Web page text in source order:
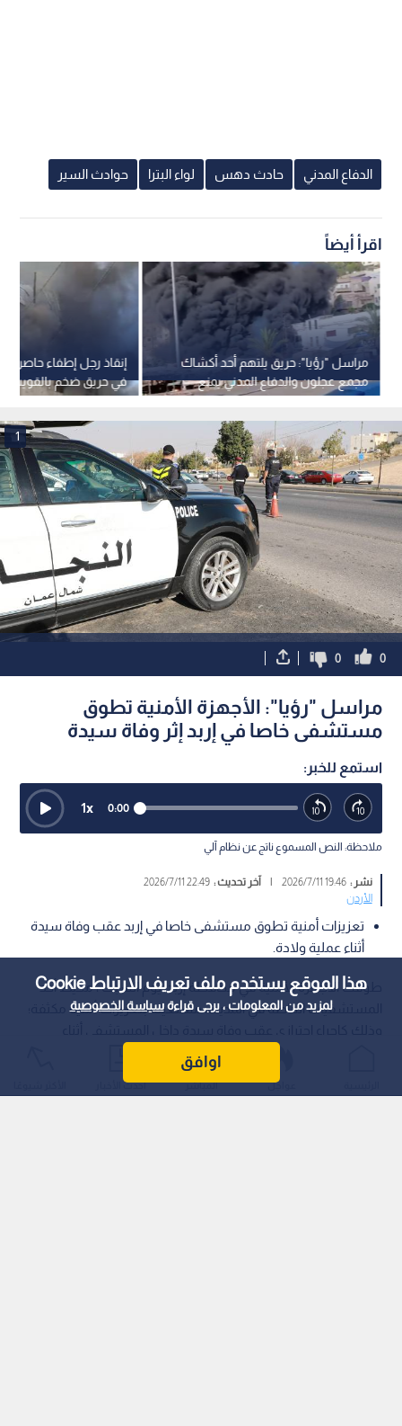
هذا الموقع يستخدم ملف تعريف الارتباط Cookie
لمزيد من المعلومات ، يرجى قراءةسياسة الخصوصية
اوافق
الدفاع المدني حادث دهس لواء البترا حوادث السير
اقرأ أيضاً
إنقاذ رجل إطفاء
في حريق ضخم
عمان
مراسل "رؤيا": حريق يلتهم أحد أكشاك
مجمع عجلون والدفاع المدني يمنع
امتداده إلى المحال المجاورة -فيديو
1
0
0
مراسل "رؤيا": الأجهزة الأمنية تطوق
مستشفى خاصا في إربد إثر وفاة سيدة
استمع للخبر:
0:00
1x
ملاحظة: النص المسموع ناتج عن نظام آلي
نشر :19:46 2026/7/11
| آخر تحديث :22:49 2026/7/11
الأردن
تعزيزات أمنية تطوق مستشفى خاصا في إربد عقب وفاة سيدة
أثناء عملية ولادة.
طوقت الأجهزة الأمنية في محافظة إربد، يوم السبت ، محيط أحد
المستشفيات الخاصة في المدينة، مستعينة بتعزيزات أمنية مكثفة؛
عواجل المباشر أحدث الأخبار